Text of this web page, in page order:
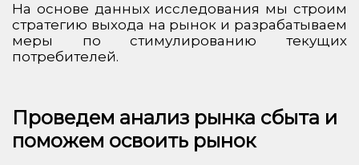
На основе данных исследования мы строим
стратегию выхода на рынок и разрабатываем
меры по стимулированию текущих
потребителей.
Проведем анализ рынка сбыта и
поможем освоить рынок